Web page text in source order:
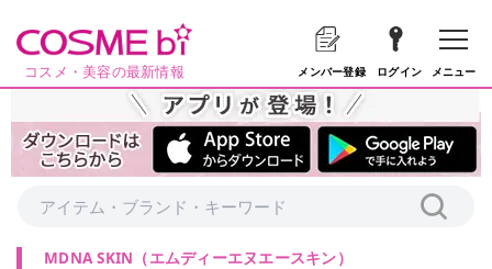
コスメ・美容の最新情報 メンバー登録 ログイン メニュー
MDNA SKIN （エムディーエヌエースキン）